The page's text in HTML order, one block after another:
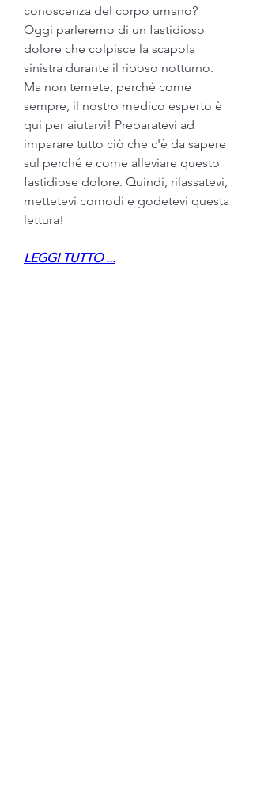
conoscenza del corpo umano?
Oggi parleremo di un fastidioso
dolore che colpisce la scapola
sinistra durante il riposo notturno.
Ma non temete, perché come
sempre, il nostro medico esperto è
qui per aiutarvi! Preparatevi ad
imparare tutto ciò che c'è da sapere
sul perché e come alleviare questo
fastidiose dolore. Quindi, rilassatevi,
mettetevi comodi e godetevi questa
lettura!
LEGGI TUTTO ...